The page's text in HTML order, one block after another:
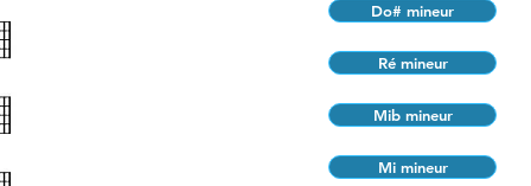
Do# mineur
Ré mineur
Mib mineur
Mi mineur